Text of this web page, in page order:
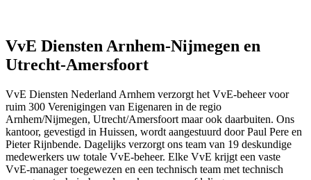
VvE Diensten Arnhem-Nijmegen en
Utrecht-Amersfoort
VvE Diensten Nederland Arnhem verzorgt het VvE-beheer voor
ruim 300 Verenigingen van Eigenaren in de regio
Arnhem/Nijmegen, Utrecht/Amersfoort maar ook daarbuiten. Ons
kantoor, gevestigd in Huissen, wordt aangestuurd door Paul Pere en
Pieter Rijnbende. Dagelijks verzorgt ons team van 19 deskundige
medewerkers uw totale VvE-beheer. Elke VvE krijgt een vaste
VvE-manager toegewezen en een technisch team met technisch